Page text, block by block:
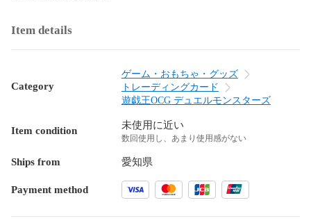
Item details
Category
ゲーム・おもちゃ・グッズ
トレーディングカード
遊戯王OCG デュエルモンスターズ
Item condition 未使用に近い
数回使用し、あまり使用感がない
Ships from 愛知県
Payment method